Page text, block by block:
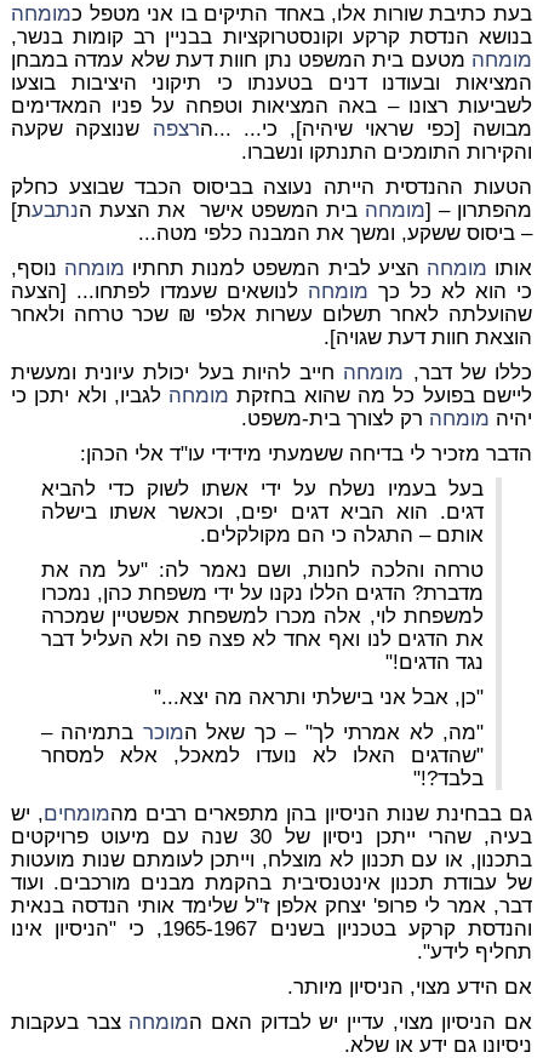
בעת כתיבת שורות אלו, באחד התיקים בו אני מטפל כמומחה
בנושא הנדסת קרקע וקונסטרוקציות בבניין רב קומות בנשר,
מומחה מטעם בית המשפט נתן חוות דעת שלא עמדה במבחן
המציאות ובעודנו דנים בטענתו כי תיקוני היציבות בוצעו
לשביעות רצונו – באה המציאות וטפחה על פניו המאדימים
מבושה [כפי שראוי שיהיה], כי... ...הרצפה שנוצקה שקעה
והקירות התומכים התנתקו ונשברו.
הטעות ההנדסית הייתה נעוצה בביסוס הכבד שבוצע כחלק
מהפתרון – [מומחה בית המשפט אישר את הצעת הנתבעת]
– ביסוס ששקע, ומשך את המבנה כלפי מטה...
אותו מומחה הציע לבית המשפט למנות תחתיו מומחה נוסף,
כי הוא לא כל כך מומחה לנושאים שעמדו לפתחו... [הצעה
שהועלתה לאחר תשלום עשרות אלפי ₪ שכר טרחה ולאחר
הוצאת חוות דעת שגויה].
כללו של דבר, מומחה חייב להיות בעל יכולת עיונית ומעשית
ליישם בפועל כל מה שהוא בחזקת מומחה לגביו, ולא יתכן כי
יהיה מומחה רק לצורך בית-משפט.
הדבר מזכיר לי בדיחה ששמעתי מידידי עו"ד אלי הכהן:
בעל בעמיו נשלח על ידי אשתו לשוק כדי להביא
דגים. הוא הביא דגים יפים, וכאשר אשתו בישלה
אותם – התגלה כי הם מקולקלים.
טרחה והלכה לחנות, ושם נאמר לה: "על מה את
מדברת? הדגים הללו נקנו על ידי משפחת כהן, נמכרו
למשפחת לוי, אלה מכרו למשפחת אפשטיין שמכרה
את הדגים לנו ואף אחד לא פצה פה ולא העליל דבר
נגד הדגים!"
"כן, אבל אני בישלתי ותראה מה יצא..."
"מה, לא אמרתי לך" – כך שאל המוכר בתמיהה –
"שהדגים האלו לא נועדו למאכל, אלא למסחר
בלבד?!"
גם בבחינת שנות הניסיון בהן מתפארים רבים מהמומחים, יש
בעיה, שהרי ייתכן ניסיון של 30 שנה עם מיעוט פרויקטים
בתכנון, או עם תכנון לא מוצלח, וייתכן לעומתם שנות מועטות
של עבודת תכנון אינטנסיבית בהקמת מבנים מורכבים. ועוד
דבר, אמר לי פרופ' יצחק אלפן ז"ל שלימד אותי הנדסה בנאית
והנדסת קרקע בטכניון בשנים 1965-1967, כי "הניסיון אינו
תחליף לידע".
אם הידע מצוי, הניסיון מיותר.
אם הניסיון מצוי, עדיין יש לבדוק האם המומחה צבר בעקבות
ניסיונו גם ידע או שלא.